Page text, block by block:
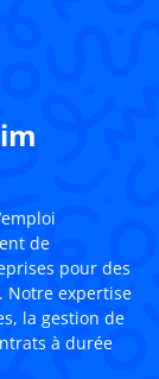
de
pour des
Notre expertise
la gestion de
à durée